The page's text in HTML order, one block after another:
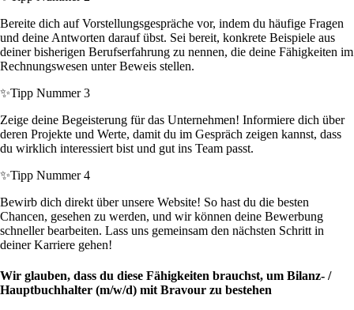
Bereite dich auf Vorstellungsgespräche vor, indem du häufige Fragen
und deine Antworten darauf übst. Sei bereit, konkrete Beispiele aus
deiner bisherigen Berufserfahrung zu nennen, die deine Fähigkeiten im
Rechnungswesen unter Beweis stellen.
✨Tipp Nummer 3
Zeige deine Begeisterung für das Unternehmen! Informiere dich über
deren Projekte und Werte, damit du im Gespräch zeigen kannst, dass
du wirklich interessiert bist und gut ins Team passt.
✨Tipp Nummer 4
Bewirb dich direkt über unsere Website! So hast du die besten
Chancen, gesehen zu werden, und wir können deine Bewerbung
schneller bearbeiten. Lass uns gemeinsam den nächsten Schritt in
deiner Karriere gehen!
Wir glauben, dass du diese Fähigkeiten brauchst, um Bilanz- /
Hauptbuchhalter (m/w/d) mit Bravour zu bestehen